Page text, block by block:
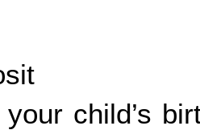
child’s